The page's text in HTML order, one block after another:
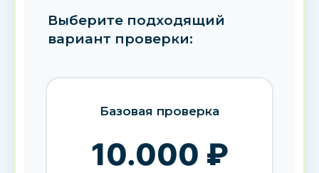
Выберите подходящий
вариант проверки:
Базовая проверка
10.000 ₽